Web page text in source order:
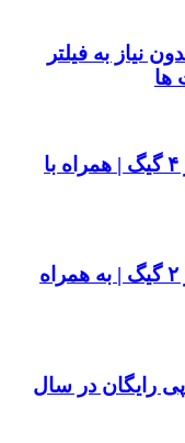
نیاز به فیلتر
ها
۱۰ بازی پیشنهادی برای رم زیر ۴ گیگ | همراه با
۱۰ بازی پیشنهادی برای رم زیر ۲ گیگ | به همراه
پی رایگان در سال